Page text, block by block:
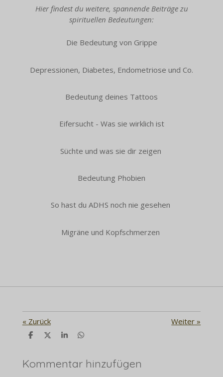
Hier findest du weitere, spannende Beiträge zu
spirituellen Bedeutungen:
Die Bedeutung von Grippe
Depressionen, Diabetes, Endometriose und Co.
Bedeutung deines Tattoos
Eifersucht - Was sie wirklich ist
Süchte und was sie dir zeigen
Bedeutung Phobien
So hast du ADHS noch nie gesehen
Migräne und Kopfschmerzen
« Zurück Weiter »
T
l
e
T
l
e
T
l
e
T
l
Kommentar hinzufügen